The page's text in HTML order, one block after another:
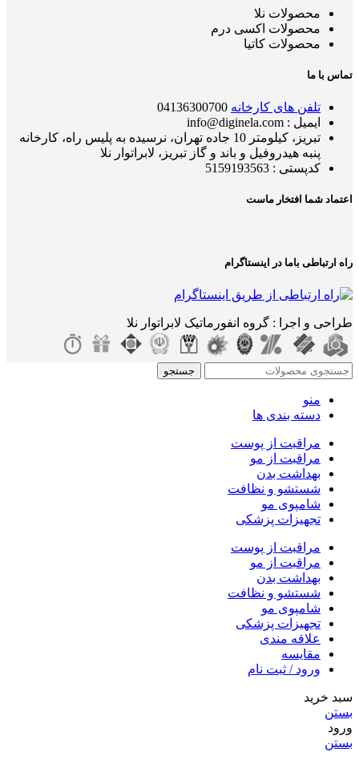
محصولات نلا
محصولات اکسی درم
محصولات کاتیا
تماس با ما
تلفن های کارخانه
ایمیل : info@diginela.com
تبریز، کیلومتر 10 جاده تهران، نرسیده به پلیس راه، کارخانه
پنبه هیدروفیل و باند و گاز تبریز، لابراتوار نلا
کدپستی : 5159193563
اعتماد شما افتخار ماست
راه ارتباطی باما در اینستاگرام
طراحی و اجرا : گروه انفورماتیک لابراتوار نلا
جستجو
منو
دسته بندی ها
مراقبت از پوست
مراقبت از مو
بهداشت بدن
شستشو و نظافت
شامپوی مو
تجهیزات پزشکی
مراقبت از پوست
مراقبت از مو
بهداشت بدن
شستشو و نظافت
شامپوی مو
تجهیزات پزشکی
علاقه مندی
مقایسه
ورود / ثبت نام
سبد خرید
بستن
ورود
بستن